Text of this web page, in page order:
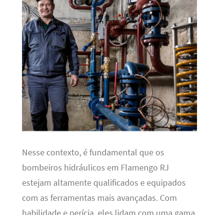
Nesse contexto, é fundamental que os
bombeiros hidráulicos em Flamengo RJ
estejam altamente qualificados e equipados
com as ferramentas mais avançadas. Com